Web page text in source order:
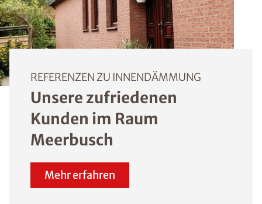
REFERENZEN ZU INNENDÄMMUNG
Unsere zufriedenen
Kunden im Raum
Meerbusch
Mehr erfahren